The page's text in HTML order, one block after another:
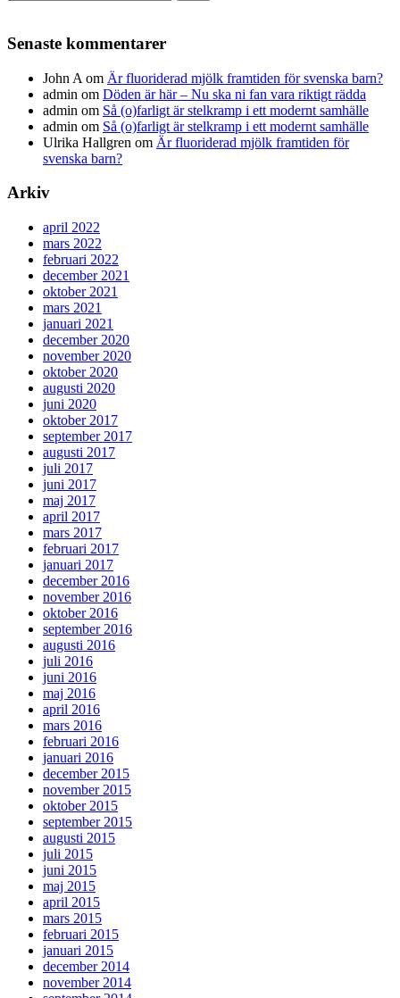
efter:
Senaste kommentarer
John A om Är fluoriderad mjölk framtiden för svenska barn?
admin om Döden är här – Nu ska ni fan vara riktigt rädda
admin om Så (o)farligt är stelkramp i ett modernt samhälle
admin om Så (o)farligt är stelkramp i ett modernt samhälle
Ulrika Hallgren om Är fluoriderad mjölk framtiden för
svenska barn?
Arkiv
april 2022
mars 2022
februari 2022
december 2021
oktober 2021
mars 2021
januari 2021
december 2020
november 2020
oktober 2020
augusti 2020
juni 2020
oktober 2017
september 2017
augusti 2017
juli 2017
juni 2017
maj 2017
april 2017
mars 2017
februari 2017
januari 2017
december 2016
november 2016
oktober 2016
september 2016
augusti 2016
juli 2016
juni 2016
maj 2016
april 2016
mars 2016
februari 2016
januari 2016
december 2015
november 2015
oktober 2015
september 2015
augusti 2015
juli 2015
juni 2015
maj 2015
april 2015
mars 2015
februari 2015
januari 2015
december 2014
november 2014